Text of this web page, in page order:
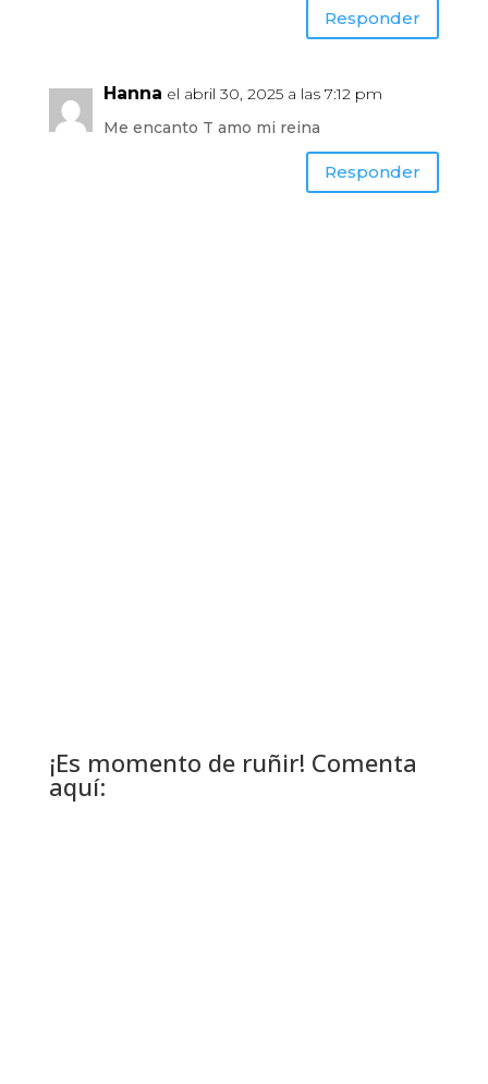
Responder
Hanna el abril 30, 2025 a las 7:12 pm
Me encanto T amo mi reina
Responder
¡Es momento de ruñir! Comenta
aquí: